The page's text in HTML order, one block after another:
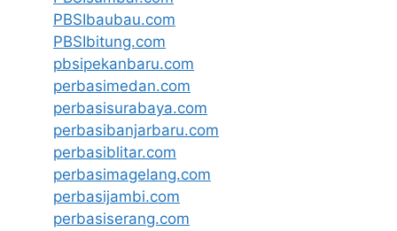
PBSIbaubau.com
PBSIbitung.com
pbsipekanbaru.com
perbasimedan.com
perbasisurabaya.com
perbasibanjarbaru.com
perbasiblitar.com
perbasimagelang.com
perbasijambi.com
perbasiserang.com